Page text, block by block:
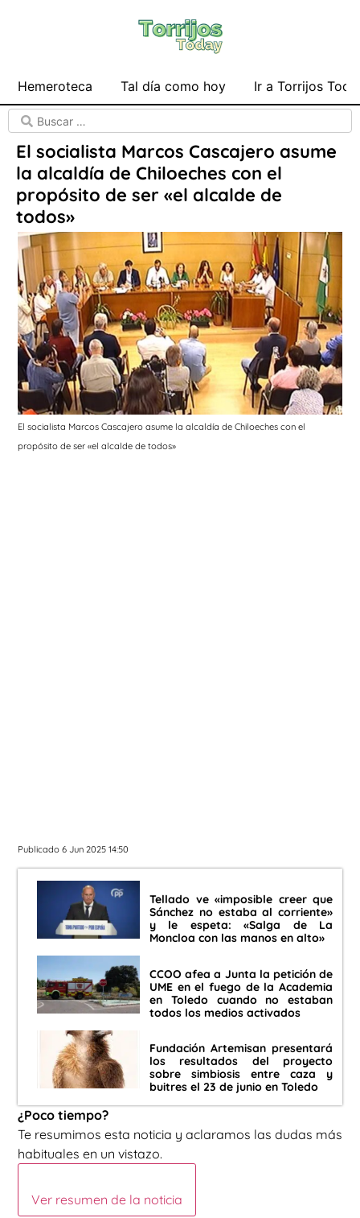
Hemeroteca Tal día como hoy Ir a Torrijos
El socialista Marcos Cascajero asume
la alcaldía de Chiloeches con el
propósito de ser «el alcalde de
todos»
El socialista Marcos Cascajero asume la alcaldía de Chiloeches con el
propósito de ser «el alcalde de todos»
Publicado 6 Jun 2025 14:50
Tellado ve «imposible creer que
Sánchez no estaba al corriente»
y le espeta: «Salga de La
Moncloa con las manos en alto»
CCOO afea a Junta la petición de
UME en el fuego de la Academia
en Toledo cuando no estaban
todos los medios activados
Fundación Artemisan presentará
los resultados del proyecto
sobre simbiosis entre caza y
buitres el 23 de junio en Toledo
¿Poco tiempo?
Te resumimos esta noticia y aclaramos las dudas más
habituales en un vistazo.
Ver resumen de la noticia